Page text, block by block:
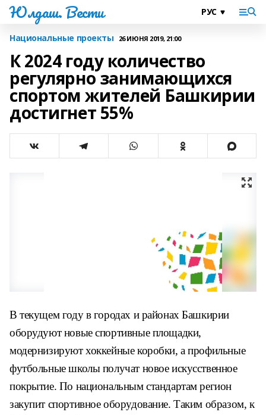
Юлдаш. Вести
Национальные проекты 26 ИЮНЯ 2019, 21:00
К 2024 году количество
регулярно занимающихся
спортом жителей Башкирии
достигнет 55%
В текущем году в городах и районах Башкирии
оборудуют новые спортивные площадки,
модернизируют хоккейные коробки, а профильные
футбольные школы получат новое искусственное
покрытие. По национальным стандартам регион
закупит спортивное оборудование. Таким образом, к